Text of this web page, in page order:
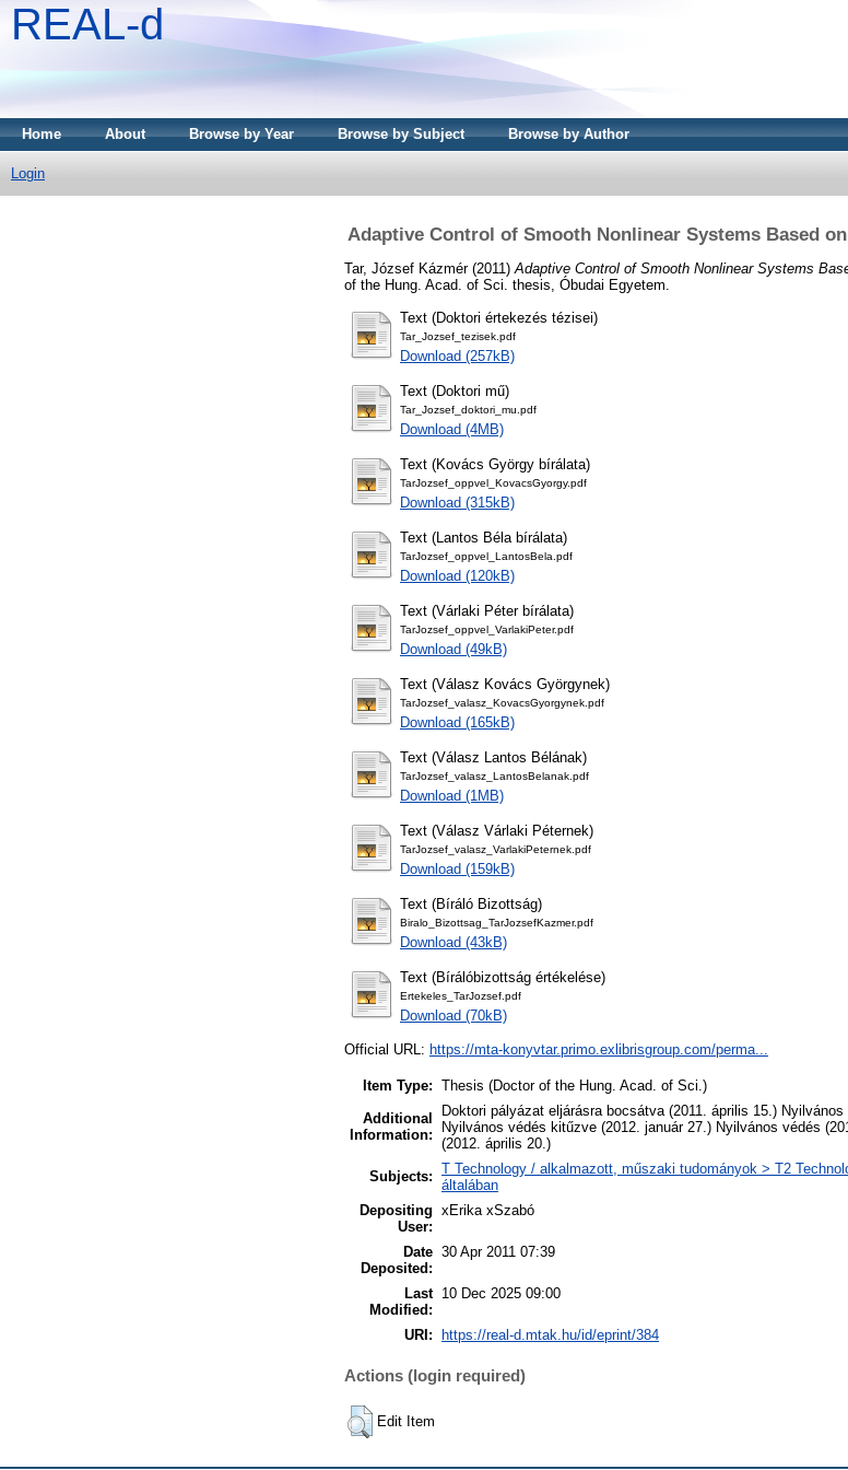
REAL-d
Home About Browse by Year Browse by Subject Browse by Author
Login
Adaptive Control of Smooth Nonlinear Systems Based
Tar, József Kázmér(2011) Adaptive Control of Smooth Nonlinear Systems
of the Hung. Acad. of Sci. thesis, Óbudai Egyetem.
Text (Doktori értekezés tézisei)
Tar_Jozsef_tezisek.pdf
Download (257kB)
Text (Doktori mű)
Tar_Jozsef_doktori_mu.pdf
Download (4MB)
Text (Kovács György bírálata)
TarJozsef_oppvel_KovacsGyorgy.pdf
Download (315kB)
Text (Lantos Béla bírálata)
TarJozsef_oppvel_LantosBela.pdf
Download (120kB)
Text (Várlaki Péter bírálata)
TarJozsef_oppvel_VarlakiPeter.pdf
Download (49kB)
Text (Válasz Kovács Györgynek)
TarJozsef_valasz_KovacsGyorgynek.pdf
Download (165kB)
Text (Válasz Lantos Bélának)
TarJozsef_valasz_LantosBelanak.pdf
Download (1MB)
Text (Válasz Várlaki Péternek)
TarJozsef_valasz_VarlakiPeternek.pdf
Download (159kB)
Text (Bíráló Bizottság)
Biralo_Bizottsag_TarJozsefKazmer.pdf
Download (43kB)
Text (Bírálóbizottság értékelése)
Ertekeles_TarJozsef.pdf
Download (70kB)
Official URL: https://mta-konyvtar.primo.exlibrisgroup.com/perma...
Item Type: Thesis (Doctor of the Hung. Acad. of Sci.)
Additional
Information:
Doktori pályázat eljárásra bocsátva (2011. április 15.)
Nyilvános védés kitűzve (2012. január 27.) Nyilvános védés
(2012. április 20.)
Subjects: T Technology / alkalmazott, műszaki tudományok > T2
általában
Depositing
User:
xErika xSzabó
Date
Deposited:
30 Apr 2011 07:39
Last
Modified:
10 Dec 2025 09:00
URI: https://real-d.mtak.hu/id/eprint/384
Actions (login required)
Edit Item